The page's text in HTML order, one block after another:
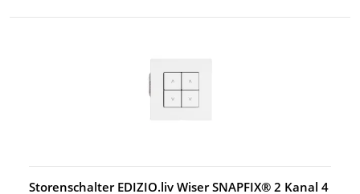
Storenschalter EDIZIO.liv Wiser SNAPFIX® 2 Kanal 4